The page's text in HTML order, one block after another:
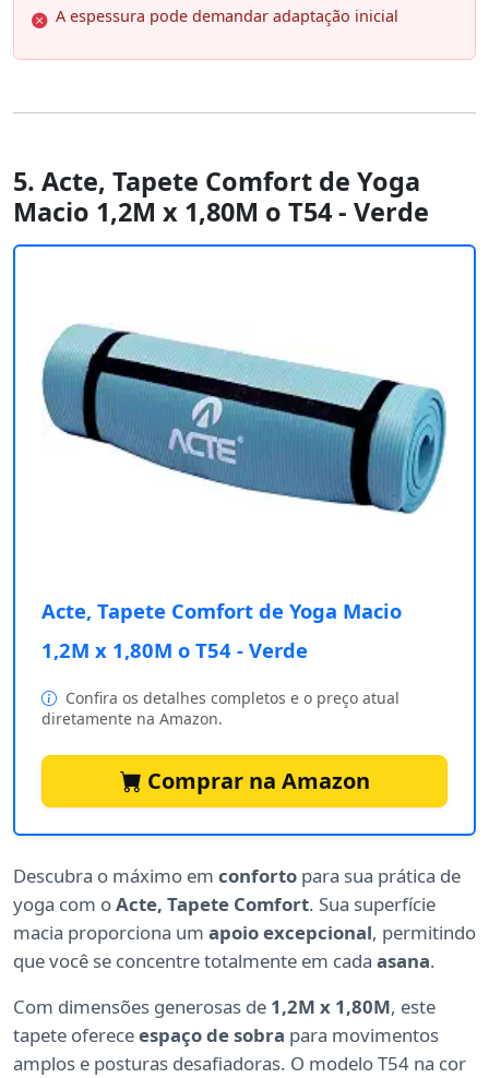
A espessura pode demandar adaptação inicial
5. Acte, Tapete Comfort de Yoga
Macio 1,2M x 1,80M o T54 - Verde
Acte, Tapete Comfort de Yoga Macio
1,2M x 1,80M o T54 - Verde
Confira os detalhes completos e o preço atual
diretamente na Amazon.
Comprar na Amazon
Descubra o máximo em conforto para sua prática de
yoga com oActe, Tapete Comfort. Sua superfície
macia proporciona um apoio excepcional, permitindo
que você se concentre totalmente em cada asana.
Com dimensões generosas de 1,2M x 1,80M, este
tapete ofereceespaço de sobra para movimentos
amplos e posturas desafiadoras. O modelo T54 na cor